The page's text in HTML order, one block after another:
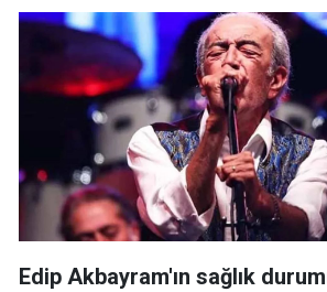
Edip Akbayram'ın sağlık